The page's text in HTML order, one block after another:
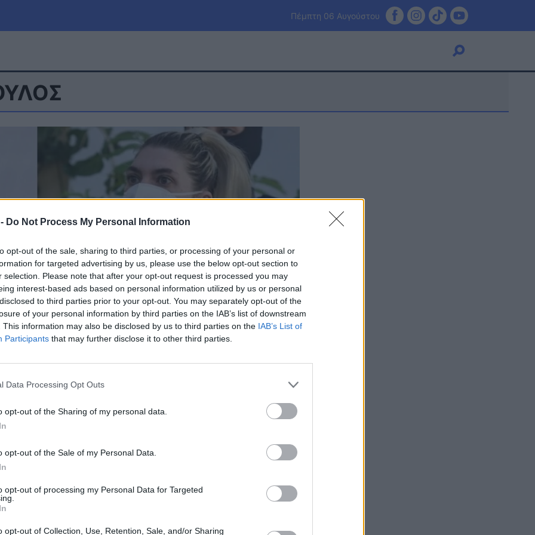
Do Not Process My Personal Information
opt-out of the sale, sharing to third parties, or processing of your personal or
for targeted advertising by us, please use the below opt-out section to
selection. Please note that after your opt-out request is processed you may
interest-based ads based on personal information utilized by us or personal
to third parties prior to your opt-out. You may separately opt-out of the
of your personal information by third parties on the IAB’s list of downstream
This information may also be disclosed by us to third parties on the IAB’s List of
Participants that may further disclose it to other third parties.
Data Processing Opt Outs
opt-out of the Sharing of my personal data.
opt-out of the Sale of my Personal Data.
opt-out of processing my Personal Data for Targeted
opt-out of Collection, Use, Retention, Sale, and/or Sharing
Πέμπτη 06 Αυγούστου
Πολιτική
ΕΣΠΑ
Αθλητικά
Καιρός
είναι το κραυγαλέο λάθος
που «αθωώνει» την
είπε στην pelop.gr, ο έμπειρος στρατηγός ε.α.